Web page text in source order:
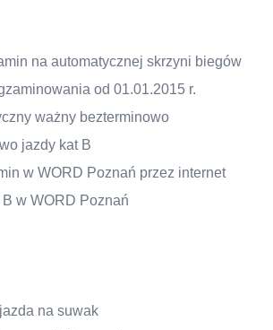
na automatycznej skrzyni biegów
od 01.01.2015 r.
ważny bezterminowo
jazdy kat B
w WORD Poznań przez internet
w WORD Poznań
na suwak